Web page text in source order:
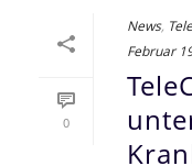
0
News,
Februar